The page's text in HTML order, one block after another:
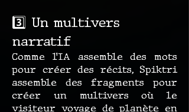
3️⃣ Un multivers
narratif
Comme l’IA assemble des mots
pour créer des récits, Spiktri
assemble des fragments pour
créer un multivers où le
visiteur voyage de planète en